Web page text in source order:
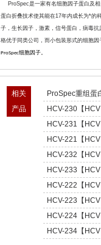
ProSpec是一家有名细胞因子蛋白及
蛋白折叠技术使其能在17年内成长为*的
子，生长因子，激素，信号蛋白，病毒
格优于同类公司，而小包装形式的细胞
ProSpec细胞因子。
相关
产品
ProSpec重组蛋
HCV-230【
型肝炎病毒
Hepatitis C
HCV-231【
型肝炎病毒
Hepatitis C
HCV-221【
肝炎病毒NS5,
C Virus NS5
HCV-232【
型肝炎病毒
Hepatitis C
HCV-233【
型肝炎病毒
Hepatitis C
HCV-222【
肝炎病毒NS5,
C Virus NS5
HCV-223【
肝炎病毒NS5,
C Virus NS5
HCV-224【
肝炎病毒NS5,
HCV-234【